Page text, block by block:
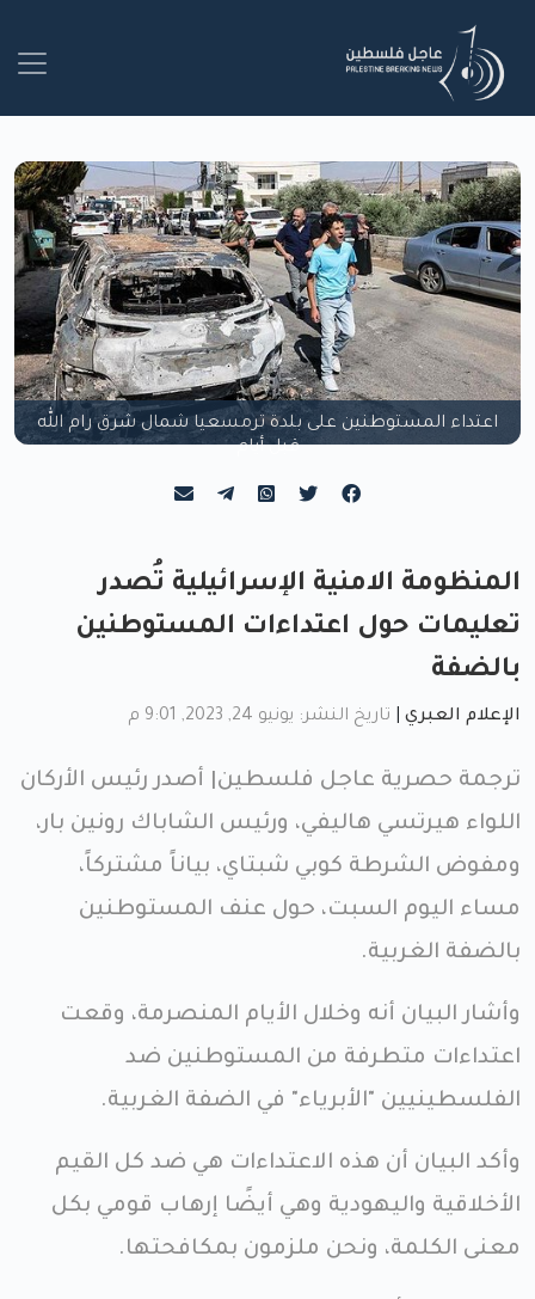
اعتداء المستوطنين على بلدة ترمسعيا شمال شرق رام الله
قبل أيام
المنظومة الامنية الإسرائيلية تُصدر
تعليمات حول اعتداءات المستوطنين
بالضفة
الإعلام العبري تاريخ النشر: يونيو 24, 2023, 9:01 م
ترجمة حصرية عاجل فلسطين| أصدر رئيس الأركان
اللواء هيرتسي هاليفي، ورئيس الشاباك رونين بار،
ومفوض الشرطة كوبي شبتاي، بياناً مشتركاً،
مساء اليوم السبت، حول عنف المستوطنين
بالضفة الغربية.
وأشار البيان أنه وخلال الأيام المنصرمة، وقعت
اعتداءات متطرفة من المستوطنين ضد
الفلسطينيين "الأبرياء" في الضفة الغربية.
وأكد البيان أن هذه الاعتداءات هي ضد كل القيم
الأخلاقية واليهودية وهي أيضًا إرهاب قومي بكل
معنى الكلمة، ونحن ملزمون بمكافحتها.